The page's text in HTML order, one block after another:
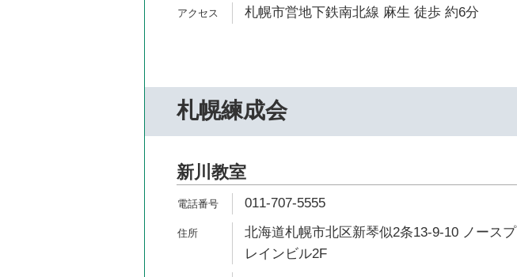
札幌市営地下鉄南北線 麻生 徒歩 約6分
札幌練成会
新川教室
011-707-5555
北海道札幌市北区新琴似2条13-9-10 ノースプ
レインビル2F